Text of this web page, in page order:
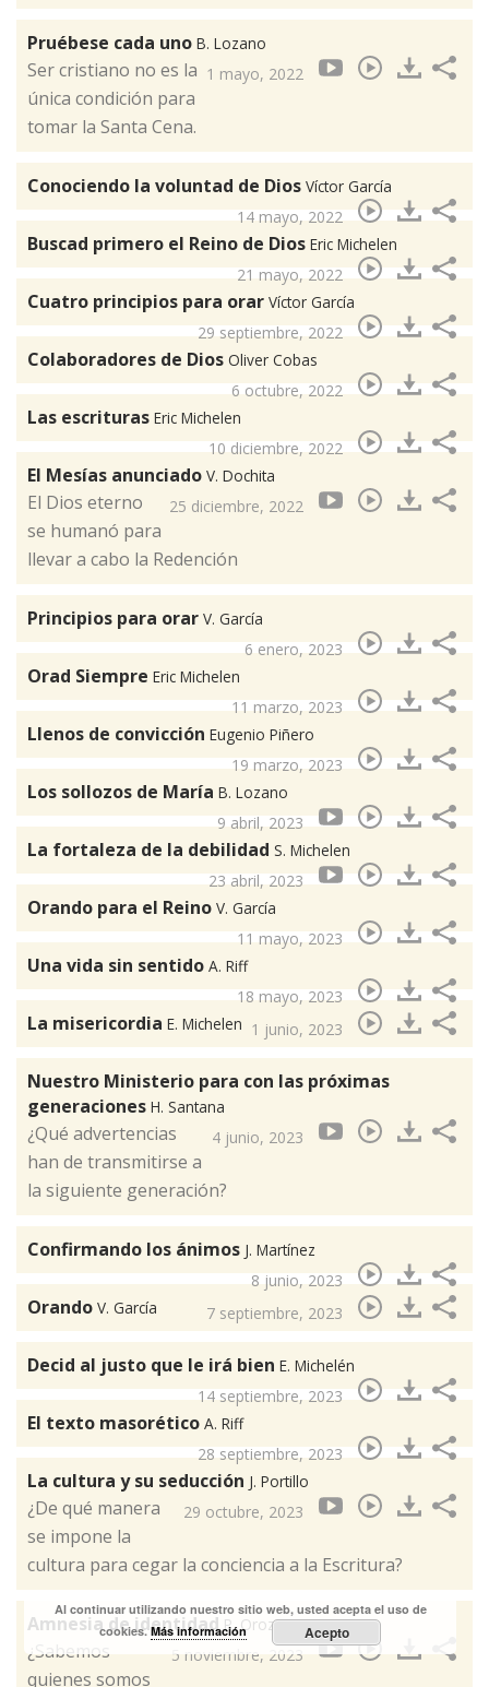
Pruébese cada uno B. Lozano
1 mayo, 2022
Ser cristiano no es la
única condición para
tomar la Santa Cena.
Conociendo la voluntad de Dios Víctor García
14 mayo, 2022
Buscad primero el Reino de Dios Eric Michelen
21 mayo, 2022
Cuatro principios para orar Víctor García
29 septiembre, 2022
Colaboradores de Dios Oliver Cobas
6 octubre, 2022
Las escrituras Eric Michelen
10 diciembre, 2022
El Mesías anunciado V. Dochita
25 diciembre, 2022
El Dios eterno
se humanó para
llevar a cabo la Redención
Principios para orar V. García
6 enero, 2023
Orad Siempre Eric Michelen
11 marzo, 2023
Llenos de convicción Eugenio Piñero
19 marzo, 2023
Los sollozos de María B. Lozano
9 abril, 2023
La fortaleza de la debilidad S. Michelen
23 abril, 2023
Orando para el Reino V. García
11 mayo, 2023
Una vida sin sentido A. Riff
18 mayo, 2023
La misericordia E. Michelen 1 junio, 2023
Nuestro Ministerio para con las próximas
generaciones H. Santana
4 junio, 2023
¿Qué advertencias
han de transmitirse a
la siguiente generación?
Confirmando los ánimos J. Martínez
8 junio, 2023
Orando V. García 7 septiembre, 2023
Decid al justo que le irá bien E. Michelén
14 septiembre, 2023
El texto masorético A. Riff
28 septiembre, 2023
La cultura y su seducción J. Portillo
29 octubre, 2023
¿De qué manera
se impone la
cultura para cegar la conciencia a la Escritura?
Amnesia de identidadP. Orozco
5 noviembre, 2023
¿Sabemos
quienes somos
Al continuar utilizando nuestro sitio web, usted acepta el uso de
cookies.Más información Acepto